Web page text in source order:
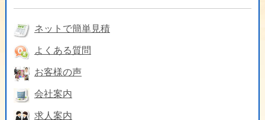
ネットで簡単見積
よくある質問
お客様の声
会社案内
求人案内